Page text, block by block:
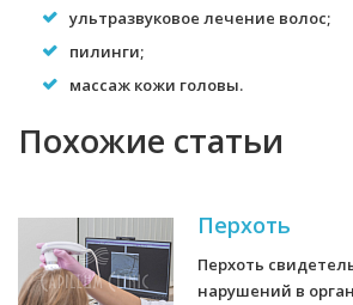
ультразвуковое лечение волос;
пилинги;
массаж кожи головы.
Похожие статьи
Перхоть
Перхоть
нарушений в